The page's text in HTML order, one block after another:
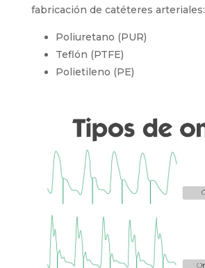
fabricación de catéteres arteriales:
Poliuretano (PUR)
Teflón (PTFE)
Polietileno (PE)